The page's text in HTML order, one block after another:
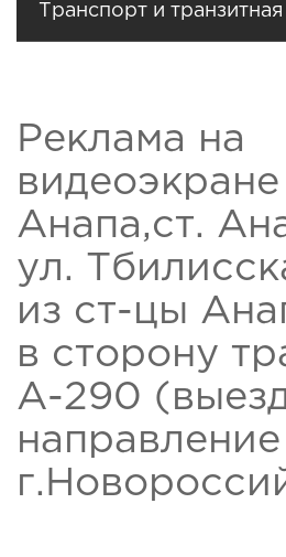
Транспорт и
Реклама на
видеоэкране
Анапа,ст.
ул.
из ст-цы
в сторону
А-290
направление